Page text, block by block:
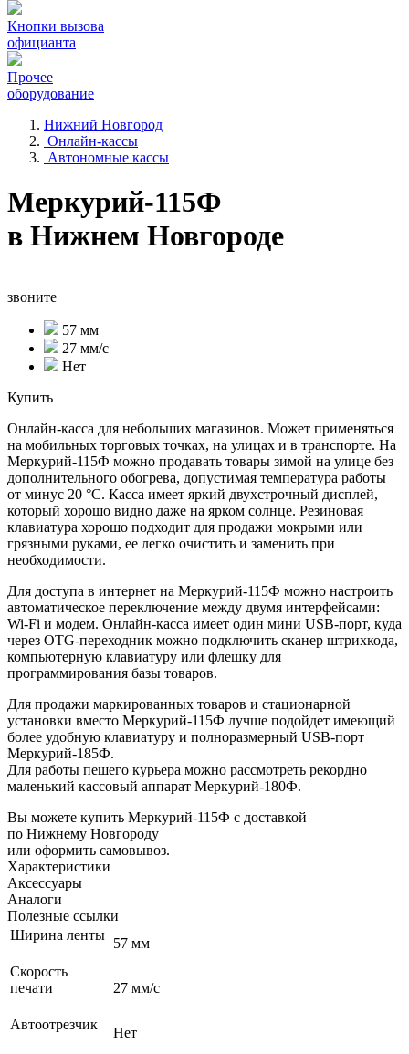
Кнопки вызова
официанта
Прочее
оборудование
Нижний Новгород
Онлайн-кассы
Автономные кассы
Меркурий-115Ф
в Нижнем Новгороде
звоните
57 мм
27 мм/с
Нет
Купить
Онлайн-касса для небольших магазинов. Может применяться
на мобильных торговых точках, на улицах и в транспорте. На
Меркурий-115Ф можно продавать товары зимой на улице без
дополнительного обогрева, допустимая температура работы
от минус 20 °С. Касса имеет яркий двухстрочный дисплей,
который хорошо видно даже на ярком солнце. Резиновая
клавиатура хорошо подходит для продажи мокрыми или
грязными руками, ее легко очистить и заменить при
необходимости.
Для доступа в интернет на Меркурий-115Ф можно настроить
автоматическое переключение между двумя интерфейсами:
Wi-Fi и модем. Онлайн-касса имеет один мини USB-порт, куда
через OTG-переходник можно подключить сканер штрихкода,
компьютерную клавиатуру или флешку для
программирования базы товаров.
Для продажи маркированных товаров и стационарной
установки вместо Меркурий-115Ф лучше подойдет имеющий
более удобную клавиатуру и полноразмерный USB-порт
Меркурий-185Ф.
Для работы пешего курьера можно рассмотреть рекордно
маленький кассовый аппарат Меркурий-180Ф.
Вы можете купить Меркурий-115Ф с доставкой
по Нижнему Новгороду
или оформить самовывоз.
Характеристики
Аксессуары
Аналоги
Полезные ссылки
Ширина ленты
57 мм
Скорость
печати
27 мм/с
Автоотрезчик
Нет